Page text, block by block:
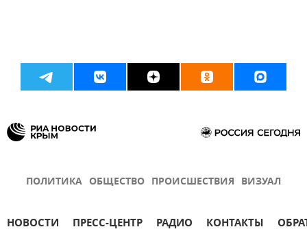
ПОЛИТИКА ОБЩЕСТВО ПРОИСШЕСТВИЯ ВИЗУАЛ
НОВОСТИ ПРЕСС-ЦЕНТР РАДИО КОНТАКТЫ